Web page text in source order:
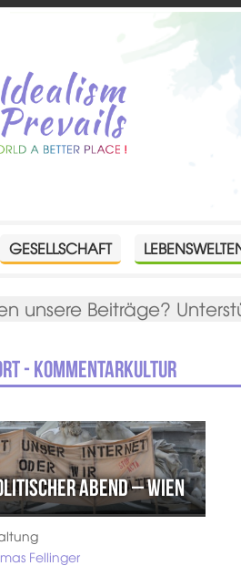
GESELLSCHAFT
unsere Beiträge?
- Kommentarkultur
Abend – Wien
Fellinger